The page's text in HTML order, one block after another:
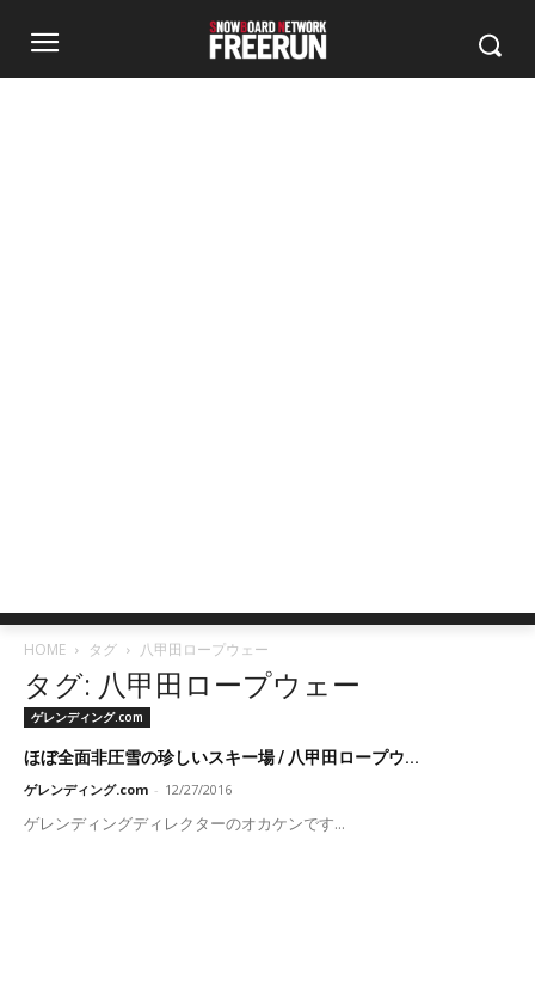
HOME タグ 八甲田ロープウェー
タグ: 八甲田ロープウェー
ゲレンディング.com
ほぼ全面非圧雪の珍しいスキー場 / 八甲田ロープウ...
ゲレンディング.com - 12/27/2016
ゲレンディングディレクターのオカケンです...